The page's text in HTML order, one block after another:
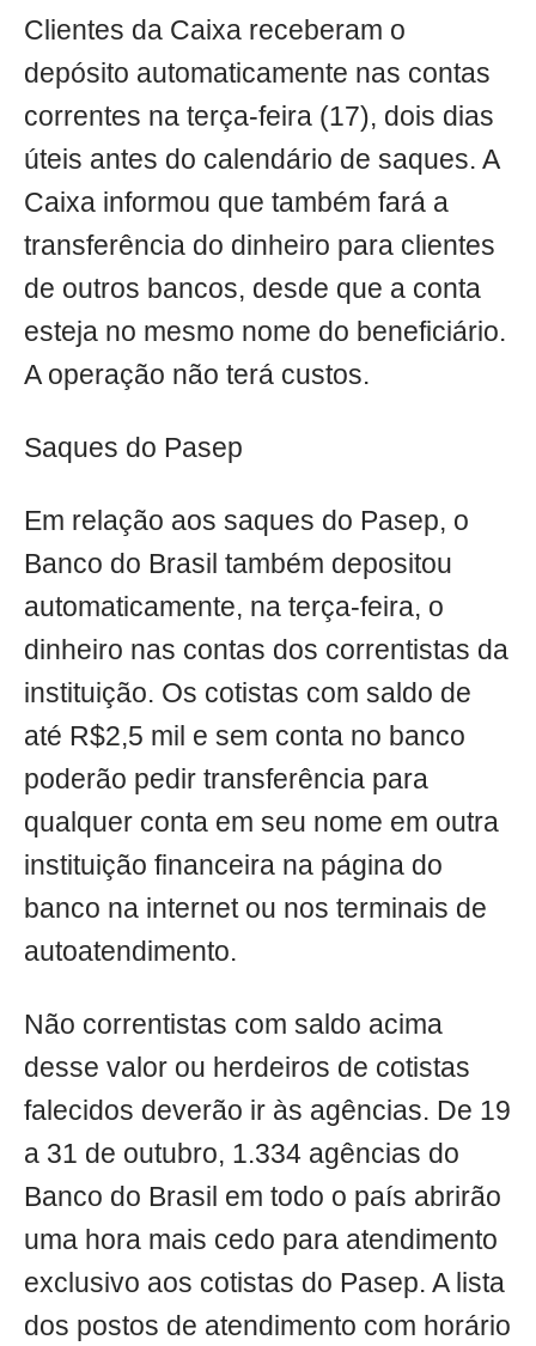
Clientes da Caixa receberam o
depósito automaticamente nas contas
correntes na terça-feira (17), dois dias
úteis antes do calendário de saques. A
Caixa informou que também fará a
transferência do dinheiro para clientes
de outros bancos, desde que a conta
esteja no mesmo nome do beneficiário.
A operação não terá custos.
Saques do Pasep
Em relação aos saques do Pasep, o
Banco do Brasil também depositou
automaticamente, na terça-feira, o
dinheiro nas contas dos correntistas da
instituição. Os cotistas com saldo de
até R$2,5 mil e sem conta no banco
poderão pedir transferência para
qualquer conta em seu nome em outra
instituição financeira na página do
banco na internet ou nos terminais de
autoatendimento.
Não correntistas com saldo acima
desse valor ou herdeiros de cotistas
falecidos deverão ir às agências. De 19
a 31 de outubro, 1.334 agências do
Banco do Brasil em todo o país abrirão
uma hora mais cedo para atendimento
exclusivo aos cotistas do Pasep. A lista
dos postos de atendimento com horário